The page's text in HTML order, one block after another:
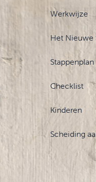
Werkwijze
Het Nieuwe
Stappenplan
Checklist
Kinderen
Scheiding